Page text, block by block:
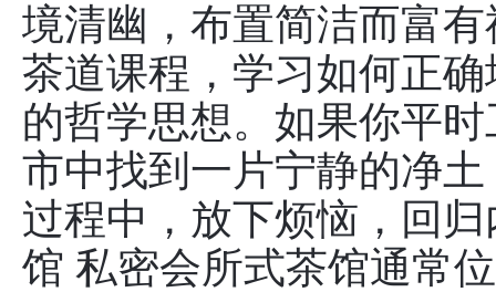
境清幽，布置简洁而富
茶道课程，学习如何正
的哲学思想。如果你平
市中找到一片宁静的净
过程中，放下烦恼，回
馆 私密会所式茶馆通常